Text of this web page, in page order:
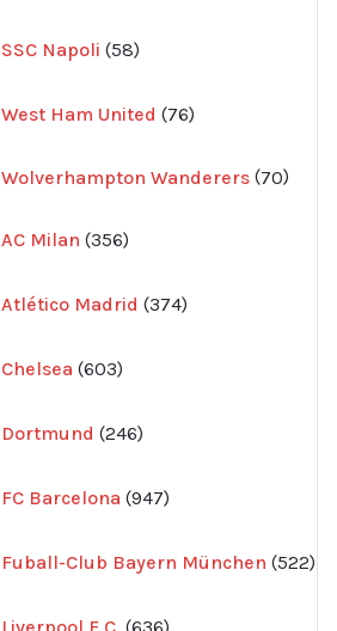
SSC Napoli 58
produkter
West Ham United 76
produkter
Wolverhampton Wanderers 70
70
AC Milan 356
produkter
Atlético Madrid 374
produkter
Chelsea 603
produkter
Dortmund 246
produkter
FC Barcelona 947
produkter
Fuball-Club Bayern München 522